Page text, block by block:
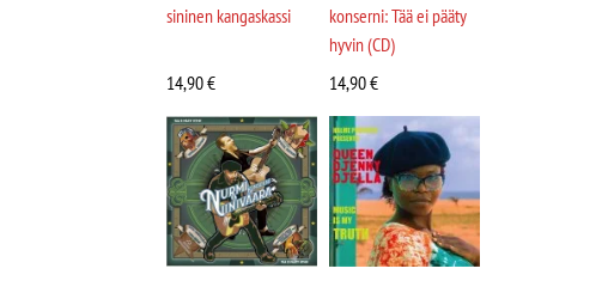
sininen kangaskassi
14,90€
konserni: Tää ei pääty
hyvin (CD)
14,90€